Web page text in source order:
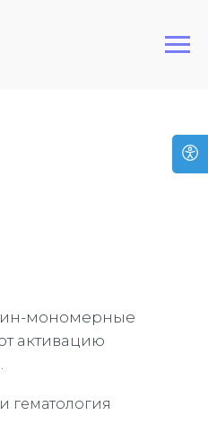
мономерные
активацию
гематология